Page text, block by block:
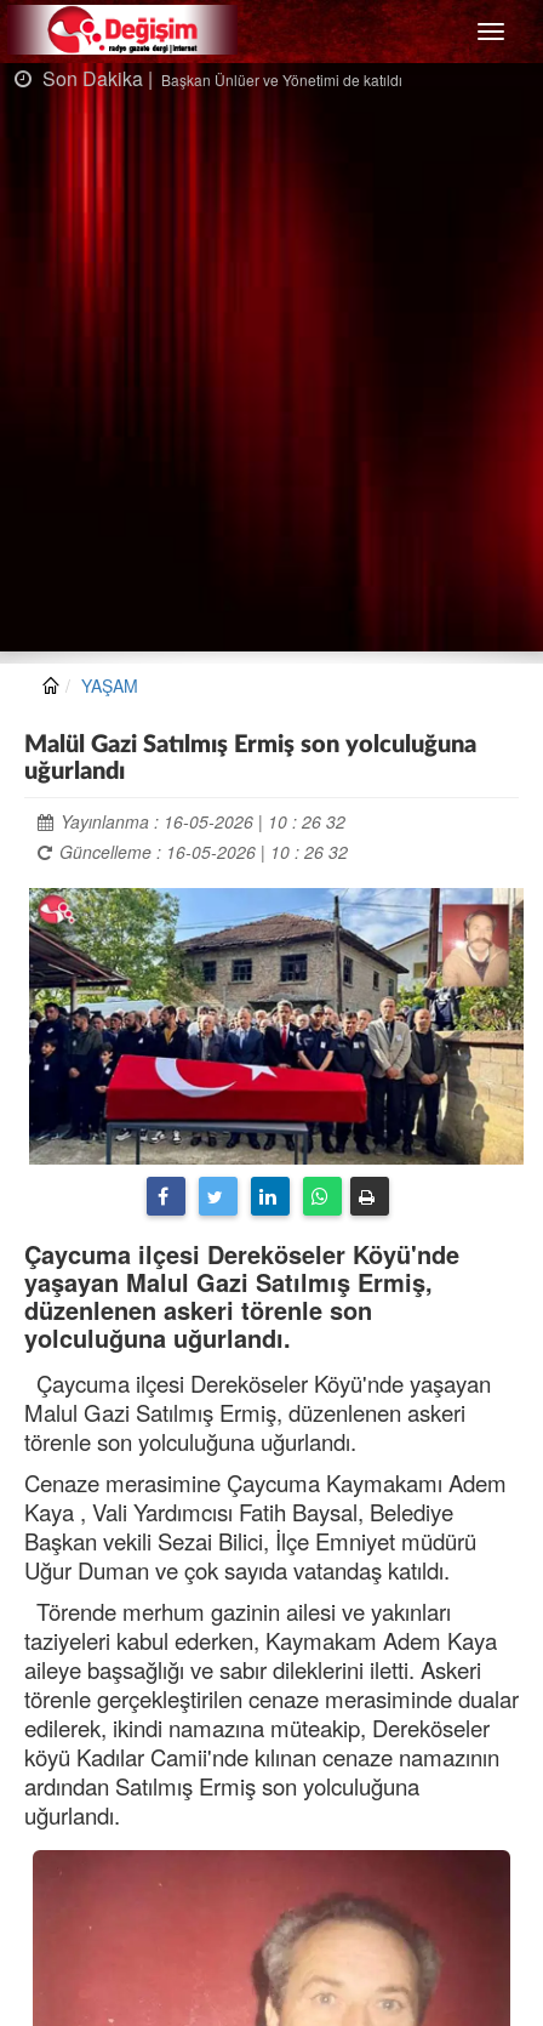
Menü
Son Dakika | Başkan Ünlüer ve Yönetimi de katıldı
YAŞAM
Malül Gazi Satılmış Ermiş son yolculuğuna
uğurlandı
Yayınlanma : 16-05-2026 | 10 : 26 32
Güncelleme : 16-05-2026 | 10 : 26 32
Çaycuma ilçesi Dereköseler Köyü'nde
yaşayan Malul Gazi Satılmış Ermiş,
düzenlenen askeri törenle son
yolculuğuna uğurlandı.
Çaycuma ilçesi Dereköseler Köyü'nde yaşayan
Malul Gazi Satılmış Ermiş, düzenlenen askeri
törenle son yolculuğuna uğurlandı.
Cenaze merasimine Çaycuma Kaymakamı Adem
Kaya , Vali Yardımcısı Fatih Baysal, Belediye
Başkan vekili Sezai Bilici, İlçe Emniyet müdürü
Uğur Duman ve çok sayıda vatandaş katıldı.
Törende merhum gazinin ailesi ve yakınları
taziyeleri kabul ederken, Kaymakam Adem Kaya
aileye başsağlığı ve sabır dileklerini iletti. Askeri
törenle gerçekleştirilen cenaze merasiminde dualar
edilerek, ikindi namazına müteakip, Dereköseler
köyü Kadılar Camii'nde kılınan cenaze namazının
ardından Satılmış Ermiş son yolculuğuna
uğurlandı.